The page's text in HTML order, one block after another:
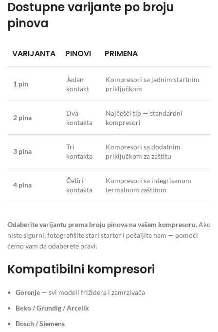
Dostupne varijante po broju
pinova
VARIJANTA PINOVI PRIMENA
1 pin
Jedan
kontakt
Kompresori sa jednim startnim
priključkom
2 pina
Dva
kontakta
Najčešći tip — standardni
kompresori
3 pina
Tri
kontakta
Kompresori sa dodatnim
priključkom za zaštitu
4 pina
Četiri
kontakta
Kompresori sa integrisanom
termalnom zaštitom
Odaberite varijantu prema broju pinova na vašem kompresoru.Ako
niste sigurni, fotografišite stari starter i pošaljite nam — pomoći
ćemo vam da odaberete pravi.
Kompatibilni kompresori
Gorenje — svi modeli frižidera i zamrzivača
Beko / Grundig / Arcelik
Bosch / Siemens